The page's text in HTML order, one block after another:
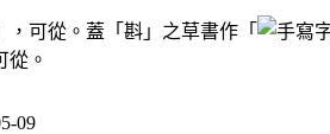
，可從。蓋「斟」之草書作「
從。
09